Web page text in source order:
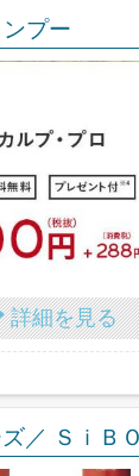
プー
詳細を見る
／ ＳｉＢ